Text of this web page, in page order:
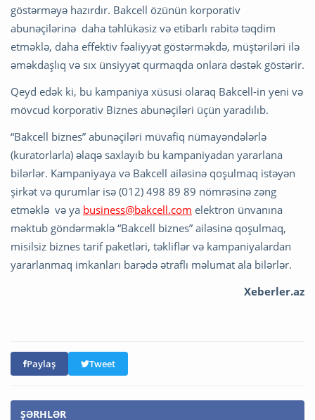
göstərməyə hazırdır. Bakcell özünün korporativ
abunəçilərinə daha təhlükəsiz və etibarlı rabitə təqdim
etməklə, daha effektiv fəaliyyət göstərməkdə, müştəriləri ilə
əməkdaşlıq və sıx ünsiyyət qurmaqda onlara dəstək göstərir.
Qeyd edək ki, bu kampaniya xüsusi olaraq Bakcell-in yeni və
mövcud korporativ Biznes abunəçiləri üçün yaradılıb.
“Bakcell biznes” abunəçiləri müvafiq nümayəndələrlə
(kuratorlarla) əlaqə saxlayıb bu kampaniyadan yararlana
bilərlər. Kampaniyaya və Bakcell ailəsinə qoşulmaq istəyən
şirkət və qurumlar isə (012) 498 89 89 nömrəsinə zəng
etməklə və ya business@bakcell.com elektron ünvanına
məktub göndərməklə “Bakcell biznes” ailəsinə qoşulmaq,
misilsiz biznes tarif paketləri, təkliflər və kampaniyalardan
yararlanmaq imkanları barədə ətraflı məlumat ala bilərlər.
Xeberler.az
Paylaş Tweet
ŞƏRHLƏR